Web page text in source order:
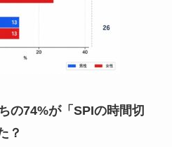
の74%が「SPIの時間切
？